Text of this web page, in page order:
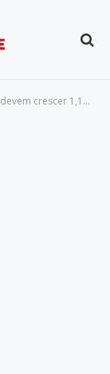
e movimentar R$ 9,96 bi